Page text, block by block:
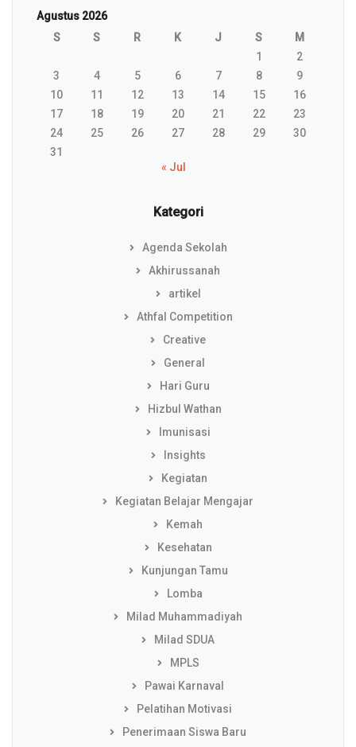
Agustus 2026
S
S R K J S
M
1
2
3
4 5 6 7 8
9
10
11 12 13 14 15
16
17
18 19 20 21 22
23
24
25 26 27 28 29
30
31
« Jul
Kategori
Agenda Sekolah
Akhirussanah
artikel
Athfal Competition
Creative
General
Hari Guru
Hizbul Wathan
Imunisasi
Insights
Kegiatan
Kegiatan Belajar Mengajar
Kemah
Kesehatan
Kunjungan Tamu
Lomba
Milad Muhammadiyah
Milad SDUA
MPLS
Pawai Karnaval
Pelatihan Motivasi
Penerimaan Siswa Baru